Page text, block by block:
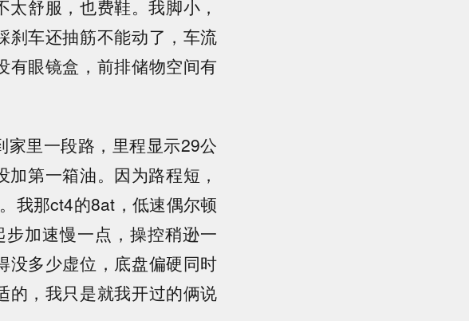
舒服，也费鞋。我脚小，
刹车还抽筋不能动了，车流
有眼镜盒，前排储物空间有
家里一段路，里程显示29公
第一箱油。因为路程短，
我那ct4的8at，低速偶尔顿
加速慢一点，操控稍逊一
没多少虚位，底盘偏硬同时
的，我只是就我开过的俩说